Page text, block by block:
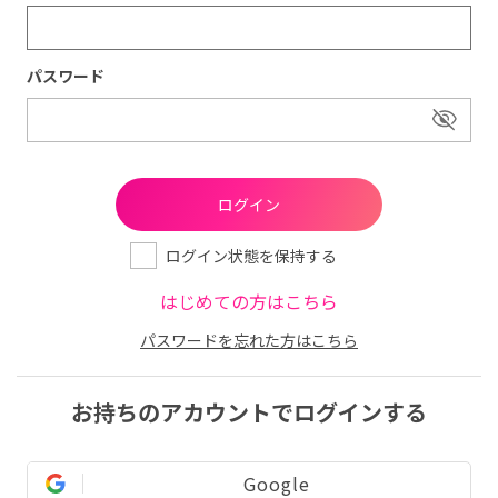
パスワード
ログイン状態を保持する
はじめての方はこちら
パスワードを忘れた方はこちら
お持ちのアカウントでログインする
Google